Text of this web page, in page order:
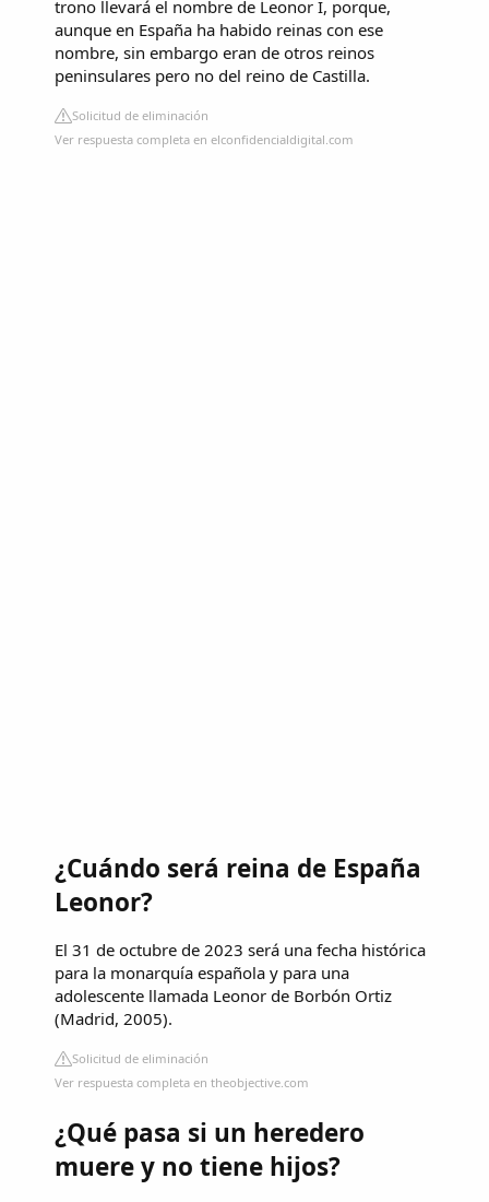
trono llevará el nombre de Leonor I, porque,
aunque en España ha habido reinas con ese
nombre, sin embargo eran de otros reinos
peninsulares pero no del reino de Castilla.
Solicitud de eliminación
Ver respuesta completa en elconfidencialdigital.com
¿Cuándo será reina de España
Leonor?
El 31 de octubre de 2023 será una fecha histórica
para la monarquía española y para una
adolescente llamada Leonor de Borbón Ortiz
(Madrid, 2005).
Solicitud de eliminación
Ver respuesta completa en theobjective.com
¿Qué pasa si un heredero
muere y no tiene hijos?